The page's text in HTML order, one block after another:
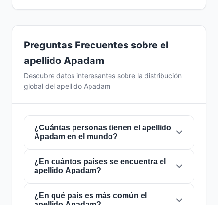
Preguntas Frecuentes sobre el
apellido Apadam
Descubre datos interesantes sobre la distribución
global del apellido Apadam
¿Cuántas personas tienen el apellido
Apadam en el mundo?
Actualmente hay aproximadamente3
personascon el apellido
mundo. Esto significa que aproximadamente 1
de cada2,666,666,667 personasen el
¿En cuántos países se encuentra el
apellido Apadam?
El apellidoApadam está presente en
¿En qué país es más común el